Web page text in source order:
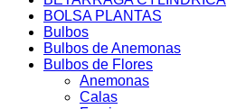
BOLSA PLANTAS
Bulbos
Bulbos de Anemonas
Bulbos de Flores
Anemonas
Calas